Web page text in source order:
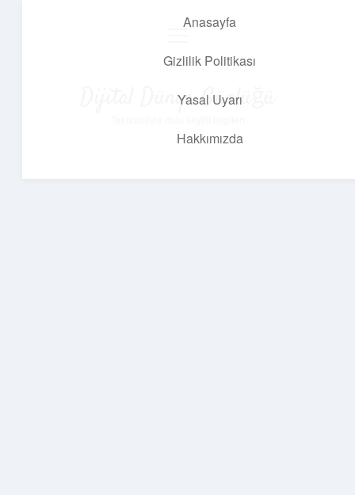
Anasayfa
Gizlilik Politikası
Yasal Uyarı
Hakkımızda
Dijital Dünya Günlüğü